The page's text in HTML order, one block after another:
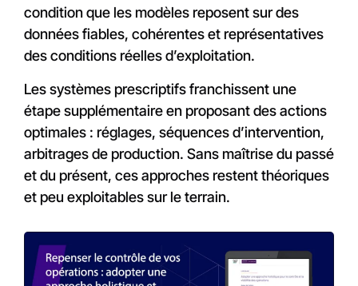
condition que les modèles reposent sur des
données fiables, cohérentes et représentatives
des conditions réelles d’exploitation.
Les systèmes prescriptifs franchissent une
étape supplémentaire en proposant des actions
optimales : réglages, séquences d’intervention,
arbitrages de production. Sans maîtrise du passé
et du présent, ces approches restent théoriques
et peu exploitables sur le terrain.